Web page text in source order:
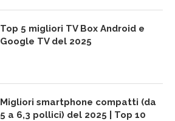
Top 5 migliori TV Box Android e
Google TV del 2025
Migliori smartphone compatti (da
5 a 6,3 pollici) del 2025 | Top 10